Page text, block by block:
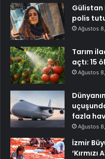
Gülistan
polis
Ağustos
Tarım
açtı: 15
Ağustos
fazla
Ağustos
İzmir
‘Kırmızı